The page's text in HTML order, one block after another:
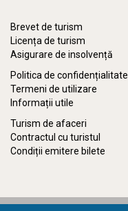
Brevet de turism
Licența de turism
Asigurare de insolvență
Politica de confidențialitate
Termeni de utilizare
Informații utile
Turism de afaceri
Contractul cu turistul
Condiții emitere bilete